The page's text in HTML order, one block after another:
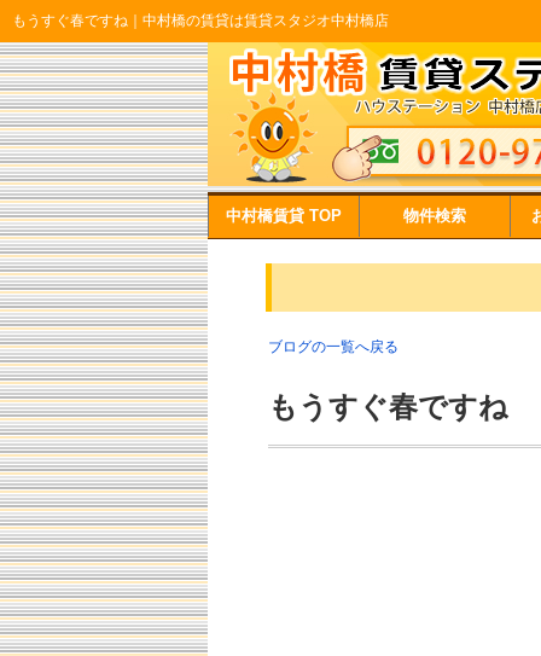
もうすぐ春ですね｜中村橋の賃貸は賃貸スタジオ中村橋店
中村橋賃貸 TOP 物件検索
ブログの一覧へ戻る
もうすぐ春ですね